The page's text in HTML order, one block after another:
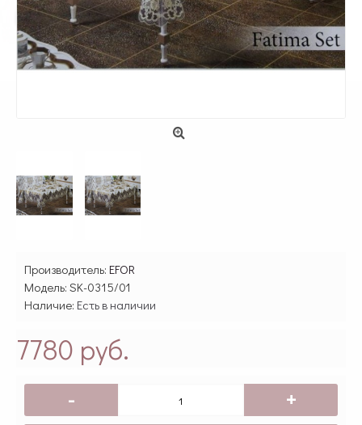
Производитель: EFOR
Модель: SK-0315/01
Наличие: Есть в наличии
7780 руб.
- +